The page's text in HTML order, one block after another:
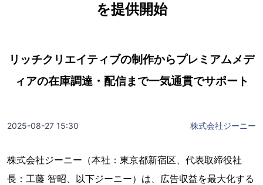
を提供開始
リッチクリエイティブの制作からプレミアムメデ
ィアの在庫調達・配信まで一気通貫でサポート
2025-08-27 15:30 株式会社ジーニー
株式会社ジーニー（本社：東京都新宿区、代表取締役社
長：工藤 智昭、以下ジーニー）は、広告収益を最大化する